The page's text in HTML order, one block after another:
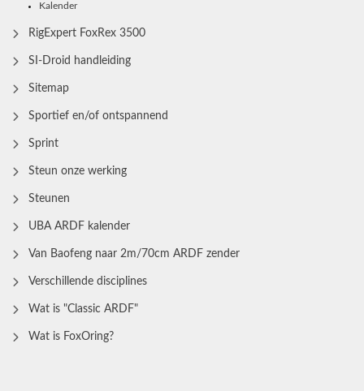
Kalender
RigExpert FoxRex 3500
SI-Droid handleiding
Sitemap
Sportief en/of ontspannend
Sprint
Steun onze werking
Steunen
UBA ARDF kalender
Van Baofeng naar 2m/70cm ARDF zender
Verschillende disciplines
Wat is "Classic ARDF"
Wat is FoxOring?